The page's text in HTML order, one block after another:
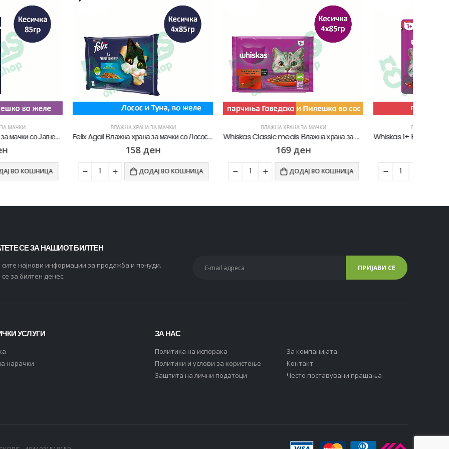
ВЛАЖНА ХРАНА ЗА МАЧКИ
Felix Agail Влажна храна за мачки со Лосос, Туна во желе [Кесичка 4×85гр]
ДОДАЈ ВО КОШНИЦА
ВЛАЖНА ХРАНА ЗА МАЧКИ
Whiskas Classic meals Влажна храна за Возрасни мачки со Парчиња Говедско и Пилешко во сос [Кесичка 4×85гр]
ДОДАЈ ВО КОШНИЦА
ВЛАЖНА ХРАНА ЗА МАЧКИ
Whiskas 1+ Влажна храна за Возрасни мачки со Парчиња Говедско во сос [Кесичка 85гр]
ДОДАЈ ВО КОШНИЦА
СЕ ЗА НАШИОТ БИЛТЕН
сите најнови информации за продажба и понуди.
за билтен денес.
УСЛУГИ
нарачки
ЗА НАС
Политика на испорака
Политики и услови за користење
Заштита на лични податоци
За компанијата
Контакт
Често поставувани прашања